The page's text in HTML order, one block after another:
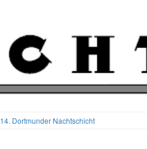
14. Dortmunder Nachtschicht